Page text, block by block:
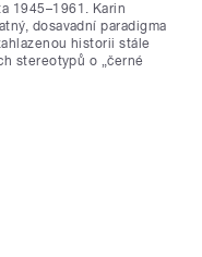
1945–1961. Karin
dosavadní paradigma
historii stále
stereotypů o „černé